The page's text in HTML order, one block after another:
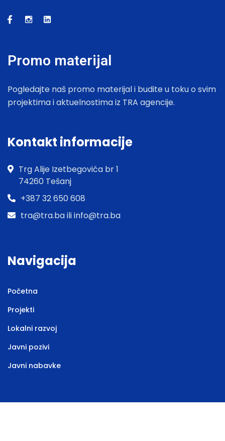
Promo materijal
Pogledajte naš promo materijal i budite u toku o svim
projektima i aktuelnostima iz TRA agencije.
Kontakt informacije
Trg Alije Izetbegovića br 1
74260 Tešanj
+387 32 650 608
tra@tra.ba ili info@tra.ba
Navigacija
Početna
Projekti
Lokalni razvoj
Javni pozivi
Javni nabavke